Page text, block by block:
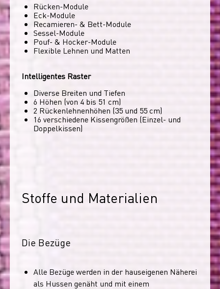
Rücken-Module
Eck-Module
Recamieren- & Bett-Module
Sessel-Module
Pouf- & Hocker-Module
Flexible Lehnen und Matten
Intelligentes Raster
Diverse Breiten und Tiefen
6 Höhen (von 4 bis 51 cm)
2 Rückenlehnenhöhen (35 und 55 cm)
16 verschiedene Kissengrößen (Einzel- und
Doppelkissen)
Stoffe und Materialien
Die Bezüge
Alle Bezüge werden in der hauseigenen Näherei
als Hussen genäht und mit einem